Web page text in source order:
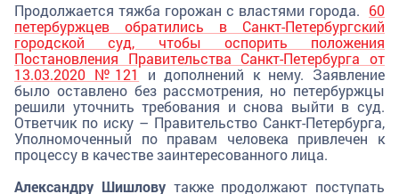
Продолжается тяжба горожан с властями города. 60
петербуржцев обратились в Санкт-Петербургский
городской суд, чтобы оспорить положения
Постановления Правительства Санкт-Петербурга от
13.03.2020 №121
и дополнений к нему. Заявление
было оставлено без рассмотрения, но петербуржцы
решили уточнить требования и снова выйти в суд.
Ответчик по иску – Правительство Санкт-Петербурга,
Уполномоченный по правам человека привлечен к
процессу в качестве заинтересованного лица.
Александру Шишловутакже продолжают поступать